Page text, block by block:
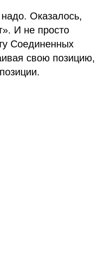
Оказалось,
И не просто
Соединенных
свою позицию,